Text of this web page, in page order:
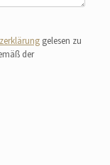
gelesen zu
der